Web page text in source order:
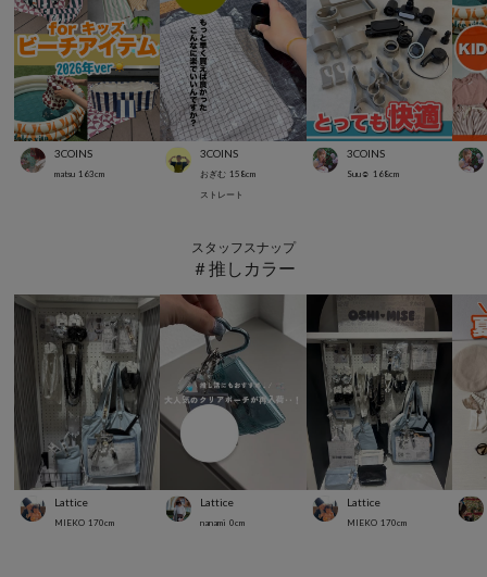
3COINS
matsu 163cm
3COINS
おぎむ 158cm
ストレート
3COINS
Suu☺︎ 168cm
スタッフスナップ
＃推しカラー
Lattice
MIEKO 170cm
Lattice
nanami 0cm
Lattice
MIEKO 170cm